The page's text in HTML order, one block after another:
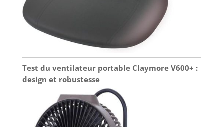
Test du ventilateur portable Claymore V600+ :
design et robustesse